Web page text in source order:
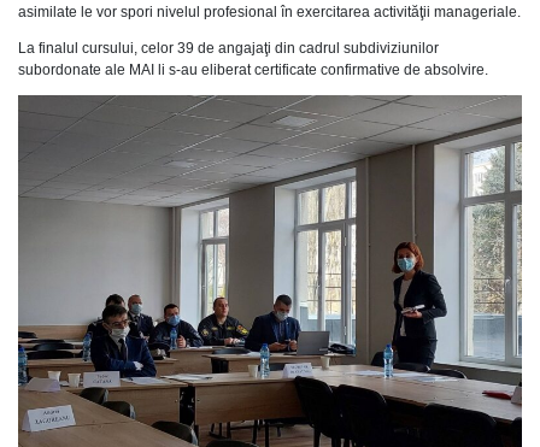
asimilate le vor spori nivelul profesional în exercitarea activităţii manageriale.
La finalul cursului, celor 39 de angajaţi din cadrul subdiviziunilor
subordonate ale MAI li s-au eliberat certificate confirmative de absolvire.